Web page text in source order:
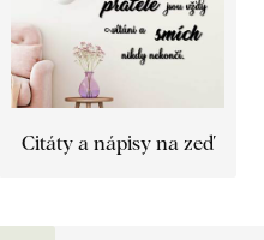
Citáty a nápisy na zeď